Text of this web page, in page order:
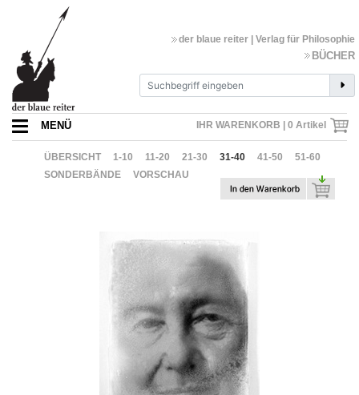
IHR WARENKORB | 0 Artikel
der blaue reiter | Verlag für Philosophie
BÜCHER
MENÜ
ÜBERSICHT 1-10 11-20 21-30 31-40 41-50
51-60
SONDERBÄNDE
VORSCHAU